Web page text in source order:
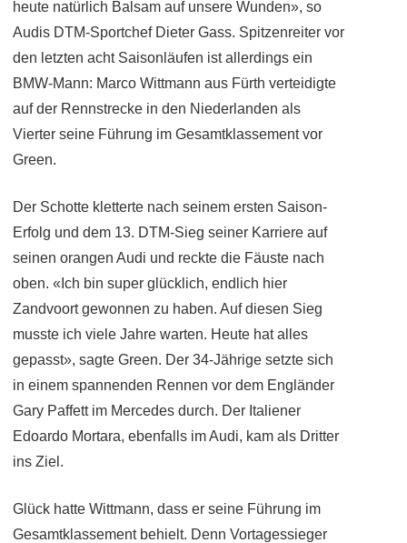
heute natürlich Balsam auf unsere Wunden», so
Audis DTM-Sportchef Dieter Gass. Spitzenreiter vor
den letzten acht Saisonläufen ist allerdings ein
BMW-Mann: Marco Wittmann aus Fürth verteidigte
auf der Rennstrecke in den Niederlanden als
Vierter seine Führung im Gesamtklassement vor
Green.
Der Schotte kletterte nach seinem ersten Saison-
Erfolg und dem 13. DTM-Sieg seiner Karriere auf
seinen orangen Audi und reckte die Fäuste nach
oben. «Ich bin super glücklich, endlich hier
Zandvoort gewonnen zu haben. Auf diesen Sieg
musste ich viele Jahre warten. Heute hat alles
gepasst», sagte Green. Der 34-Jährige setzte sich
in einem spannenden Rennen vor dem Engländer
Gary Paffett im Mercedes durch. Der Italiener
Edoardo Mortara, ebenfalls im Audi, kam als Dritter
ins Ziel.
Glück hatte Wittmann, dass er seine Führung im
Gesamtklassement behielt. Denn Vortagessieger